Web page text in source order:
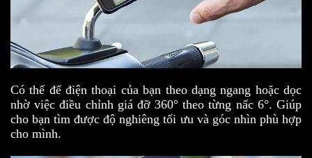
Có thể để điện thoại của bạn theo dạng ngang hoặc dọc
nhờ việc điều chỉnh giá đỡ 360° theo từng nấc 6°. Giúp
cho bạn tìm được độ nghiêng tối ưu và góc nhìn phù hợp
cho mình.